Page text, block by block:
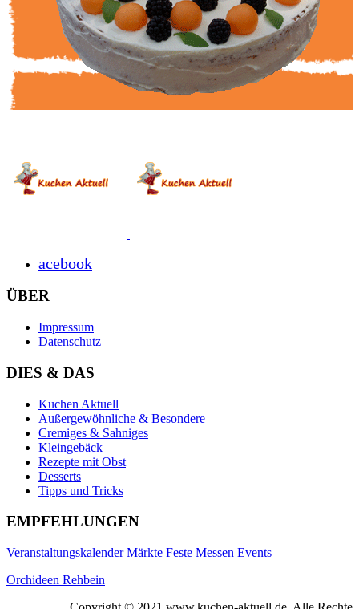
acebook
ÜBER
Impressum
Datenschutz
DIES & DAS
Kuchen Aktuell
Außergewöhnliche & Besondere
Cremiges & Sahniges
Kleingebäck
Rezepte mit Obst
Desserts
Tipps und Tricks
EMPFEHLUNGEN
Veranstaltungskalender Märkte Feste Messen Events
Orchideen Rehbein